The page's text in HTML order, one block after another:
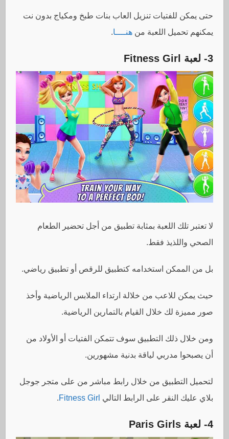
حتى يمكن للفتيات تنزيل العاب بنات طبخ ومكياج بدون نت
يمكنهم تحميل اللعبة منهنــــا.
3- لعبة Fitness Girl
لا تعتبر تلك اللعبة بمثابة تطبيق من أجل تحضير الطعام
الصحي واللذيذ فقط.
بل من الممكن استخدامه كتطبيق للرقص أو تطبيق رياضي.
حيث يمكن للاعب من خلالة ارتداء الملابس الرياضية وأخذ
صور مميزة لك خلال القيام بالتمارين الرياضية.
ومن خلال ذلك التطبيق سوف تتمكن الفتيات أو الأولاد من
أن يصبحوا مدربي لياقة بدنية مشهورين.
لتحميل التطبيق من خلال رابط مباشر من على متجر جوجل
بلاي عليك النقر على الرابط التالي Fitness Girl
.
4- لعبة Paris Girls